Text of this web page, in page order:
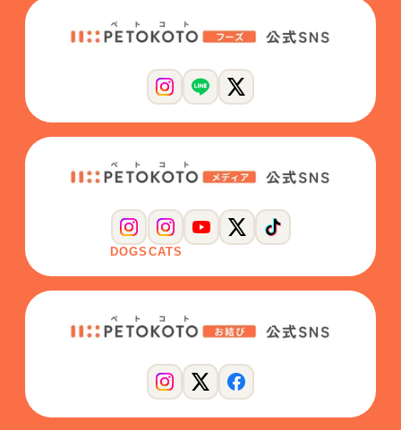
DOGS CATS